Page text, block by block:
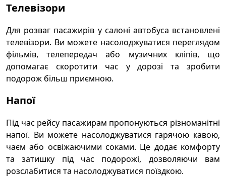
Телевізори
Для розваг пасажирів у салоні автобуса встановлені
телевізори. Ви можете насолоджуватися переглядом
фільмів, телепередач або музичних кліпів, що
допомагає скоротити час у дорозі та зробити
подорож більш приємною.
Напої
Під час рейсу пасажирам пропонуються різноманітні
напої. Ви можете насолоджуватися гарячою кавою,
чаєм або освіжаючими соками. Це додає комфорту
та затишку під час подорожі, дозволяючи вам
розслабитися та насолоджуватися поїздкою.